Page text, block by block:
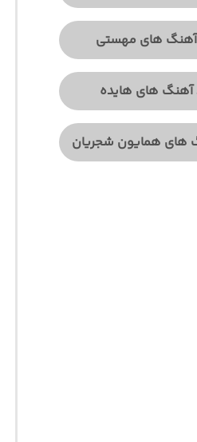
آهنگ های مهستی
آهنگ های هایده
های همایون شجریان